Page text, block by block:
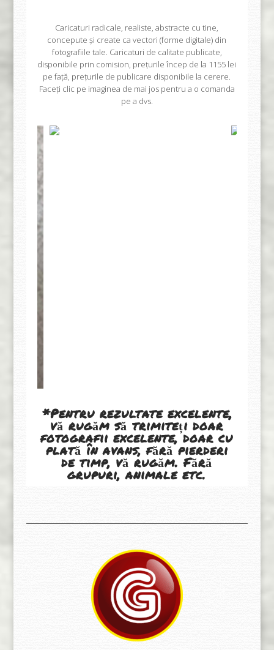
Caricaturi radicale, realiste, abstracte cu tine,
concepute și create ca vectori (forme digitale) din
fotografiile tale. Caricaturi de calitate publicate,
disponibile prin comision, prețurile încep de la 1155 lei
pe față, prețurile de publicare disponibile la cerere.
Faceți clic pe imaginea de mai jos pentru a o comanda
pe a dvs.
*Pentru rezultate excelente,
vă rugăm să trimiteți doar
fotografii excelente, doar cu
plată în avans, fără pierderi
de timp, vă rugăm. Fără
grupuri, animale etc.